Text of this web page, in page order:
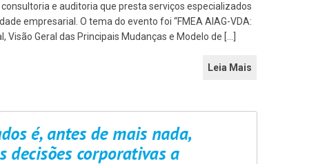
e auditoria que presta serviços especializados
empresarial. O tema do evento foi “FMEA AIAG-VDA:
Geral das Principais Mudanças e Modelo de […]
Leia Mais